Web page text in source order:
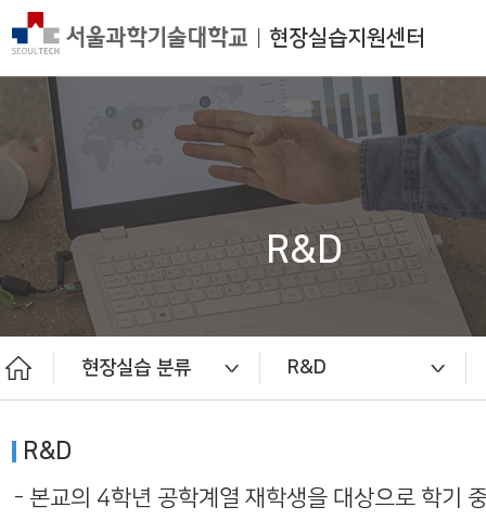
현장실습지원센터
R&D
현장실습 분류 R&D
센터소개
현장실습안내
현장실습 분류
운영 절차
수기공모전
공지사항
마이페이지
장기현장실습 (일반기관)
단기현장실습 (일반기관)
KIST(장기/단기)
R&D
- 본교의 4학년 공학계열 재학생을 대상으로 학기